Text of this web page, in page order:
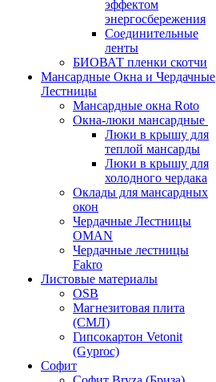
эффектом
энергосбережения
Соединительные
ленты
БИОВАТ пленки скотчи
Мансардные Окна и Чердачные
Лестницы
Мансардные окна Roto
Окна-люки мансардные
Люки в крышу для
теплой мансарды
Люки в крышу для
холодного чердака
Оклады для мансардных
окон
Чердачные Лестницы
OMAN
Чердачные лестницы
Fakro
Листовые материалы
OSB
Магнезитовая плита
(СМЛ)
Гипсокартон Vetonit
(Gyproc)
Софит